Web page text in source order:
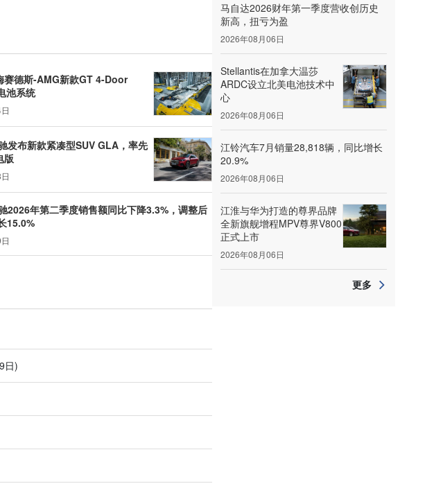
赛德斯-AMG新款GT 4-Door
池系统
发布新款紧凑型SUV GLA，率先
版
2026年第二季度销售额同比下降3.3%，调整后
15.0%
日)
马自达2026财年第一季度营收创历史
新高，扭亏为盈
2026年08月06日
Stellantis在加拿大温莎
ARDC设立北美电池技术中
心
2026年08月06日
江铃汽车7月销量28,818辆，同比增长
20.9%
2026年08月06日
江淮与华为打造的尊界品牌
全新旗舰增程MPV尊界V800
正式上市
2026年08月06日
更多